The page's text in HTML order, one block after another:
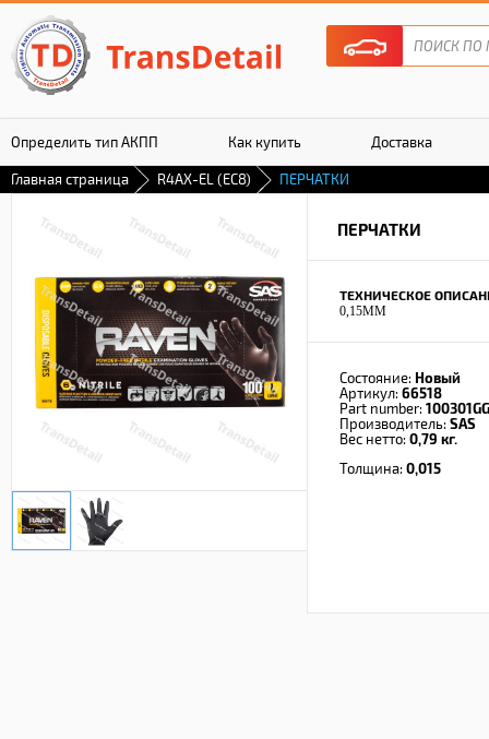
Определить тип АКПП Как купить Доставка
Гарантия
Главная страница R4AX-EL (EC8) ПЕРЧАТКИ
ПЕРЧАТКИ
ТЕХНИЧЕСКОЕ
0,15MM
Состояние: Новый
Артикул: 66518
Part number:
Производитель: SAS
Вес нетто: 0,79 кг.
Толщина: 0,015